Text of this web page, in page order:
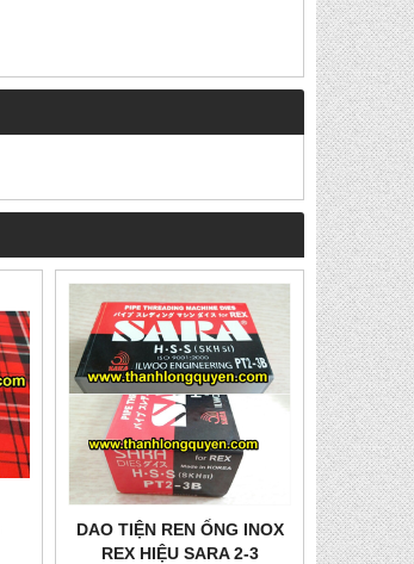
DAO TIỆN REN ỐNG INOX
REX HIỆU SARA 2-3